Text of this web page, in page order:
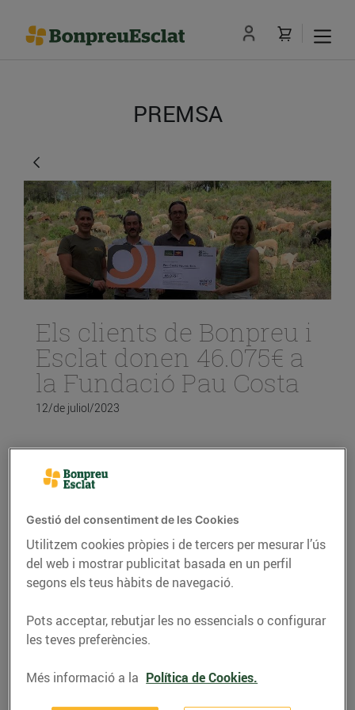
PREMSA
Els clients de Bonpreu i
Esclat donen 46.075€ a
la Fundació Pau Costa
12/de juliol/2023
de l’Arrodoniment Solidari als
establiments del Grup Bon Preu durant el
donacions en total.
L’import va destinat a la Fundació Pau
Costa, concretament al projecte Ramats
de Foc, que té com a objectiu contribuir a
través del foment de la ramaderia
extensiva, és a dir, de la pastura de ramats
en zones estratègiques del territori, per
entre zones boscoses.
Aquest mes de juliol les donacions aniran
Gestió del consentiment de les Cookies
Utilitzem cookies pròpies i de tercers per mesurar l’ús
del web i mostrar publicitat basada en un perfil
segons els teus hàbits de navegació.
Pots acceptar, rebutjar les no essencials o configurar
les teves preferències.
Més informació a la Política de Cookies.